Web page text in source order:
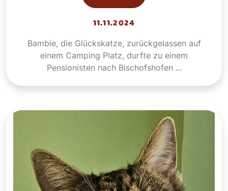
11.11.2024
Bambie, die Glückskatze, zurückgelassen auf
einem Camping Platz, durfte zu einem
Pensionisten nach Bischofshofen ...